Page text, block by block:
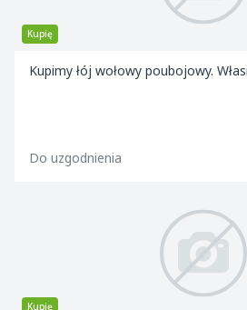
Kupię
Kupimy łój wołowy poubojowy.
Do uzgodnienia
Kupię